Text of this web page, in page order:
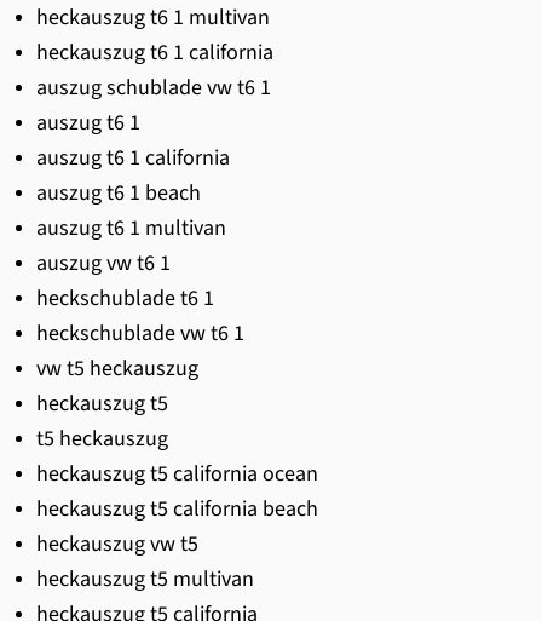
heckauszug t6 1 multivan
heckauszug t6 1 california
auszug schublade vw t6 1
auszug t6 1
auszug t6 1 california
auszug t6 1 beach
auszug t6 1 multivan
auszug vw t6 1
heckschublade t6 1
heckschublade vw t6 1
vw t5 heckauszug
heckauszug t5
t5 heckauszug
heckauszug t5 california ocean
heckauszug t5 california beach
heckauszug vw t5
heckauszug t5 multivan
heckauszug t5 california